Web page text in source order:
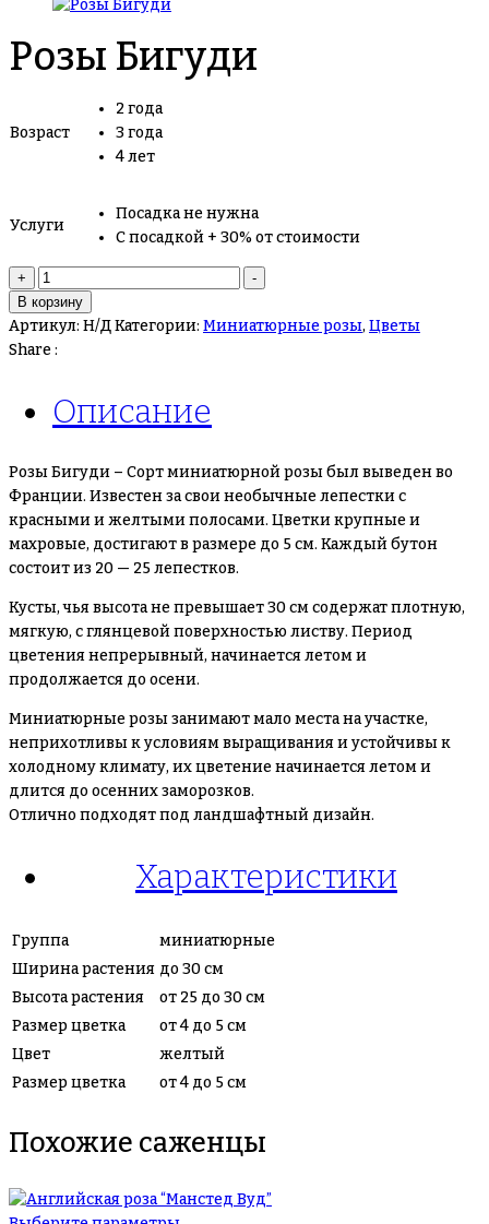
Розы Бигуди
Возраст
2 года
3 года
4 лет
Услуги
Посадка не нужна
С посадкой + 30% от стоимости
+
Количество
товара
Розы
Бигуди
-
В корзину
Артикул: Н/ДКатегории: Миниатюрные розы, Цветы
Share :
Описание
Розы Бигуди – Сорт миниатюрной розы был выведен во
Франции. Известен за свои необычные лепестки с
красными и желтыми полосами. Цветки крупные и
махровые, достигают в размере до 5 см. Каждый бутон
состоит из 20 — 25 лепестков.
Кусты, чья высота не превышает 30 см содержат плотную,
мягкую, с глянцевой поверхностью листву. Период
цветения непрерывный, начинается летом и
продолжается до осени.
Миниатюрные розы занимают мало места на участке,
неприхотливы к условиям выращивания и устойчивы к
холодному климату, их цветение начинается летом и
длится до осенних заморозков.
Отлично подходят под ландшафтный дизайн.
Характеристики
Группа
миниатюрные
Ширина растения до 30 см
Высота растения
от 25 до 30 см
Размер цветка
от 4 до 5 см
Цвет
желтый
Размер цветка
от 4 до 5 см
Похожие саженцы